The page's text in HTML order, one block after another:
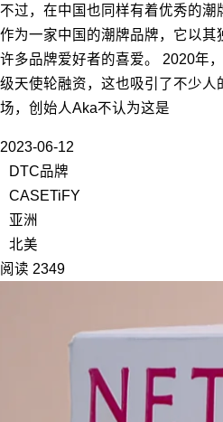
不过，在中国也同样有着优秀的
作为一家中国的潮牌品牌，它以其
许多品牌爱好者的喜爱。 2020年
级天使轮融资，这也吸引了不少人
场，创始人Aka不认为这是
2023-06-12
DTC品牌
CASETiFY
亚洲
北美
阅读 2349